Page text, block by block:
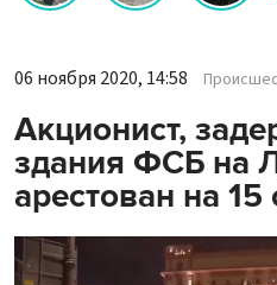
06 ноября 2020, 14:58
Акционист,
здания ФСБ на
арестован на 15